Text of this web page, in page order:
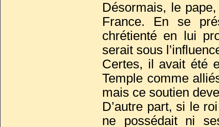
Désormais, le
France. En se
chrétienté en lui
serait sous
Certes, il avait été
Temple comme
mais ce soutien
D’autre part, si le
ne possédait ni